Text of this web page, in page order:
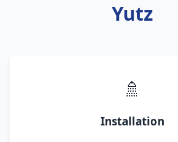
Yutz
🚿
Installation